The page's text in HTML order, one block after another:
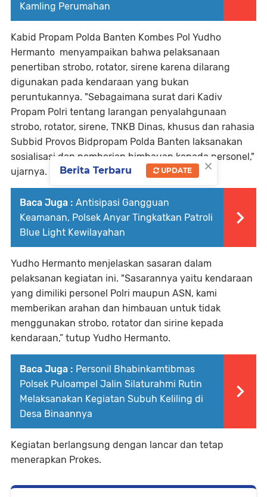
Kamling Perumahan
Kabid Propam Polda Banten Kombes Pol Yudho
Hermanto menyampaikan bahwa pelaksanaan
penertiban strobo, rotator, sirene karena dilarang
digunakan pada kendaraan yang bukan
peruntukannya. "Sebagaimana surat dari Kadiv
Propam Polri tentang larangan penyalahgunaan
strobo, rotator, sirene, TNKB Dinas, khusus dan rahasia
Subbid Provos Bidpropam Polda Banten laksanakan
sosialisasi dan pemberian himbauan kepada personel,"
ujarnya.
Baca Juga : Antisipasi Gangguan
Keamanan, Polsek Anyar Tingkatkan Patroli
Blue Light Kewilayahan
Yudho Hermanto menjelaskan sasaran dalam
pelaksanan kegiatan ini. "Sasarannya yaitu kendaraan
yang dimiliki personel Polri maupun ASN, kami
memberikan arahan dan himbauan untuk tidak
menggunakan strobo, rotator dan sirine kepada
kendaraan,” tutup Yudho Hermanto.
Baca Juga : Personil Bhabinkamtibmas
Polsek Puloampel Jalin Silaturahmi Rutin
Melaksanakan Kegiatan Subuh Keliling di
Desa Binaannya
Kegiatan berlangsung dengan lancar dan tetap
menerapkan Prokes.
×
Berita Terbaru UPDATE